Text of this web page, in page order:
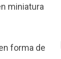
miniatura